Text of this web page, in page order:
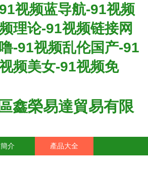
视频蓝导航-91视频
理论-91视频链接网
-91视频乱伦国产-91
频美女-91视频免
鑫榮易達貿易有限
介 產品大全